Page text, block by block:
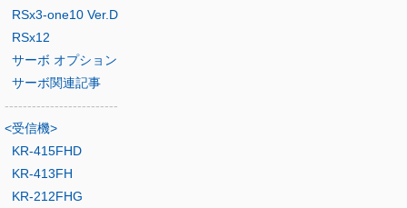
RSx3-one10 Ver.D
RSx12
サーボ オプション
サーボ関連記事
-------------------------
<受信機>
KR-415FHD
KR-413FH
KR-212FHG